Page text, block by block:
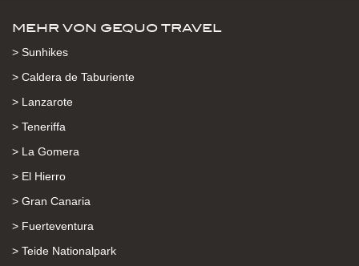
MEHR VON GEQUO TRAVEL
> Sunhikes
> Caldera de Taburiente
> Lanzarote
> Teneriffa
> La Gomera
> El Hierro
> Gran Canaria
> Fuerteventura
> Teide Nationalpark